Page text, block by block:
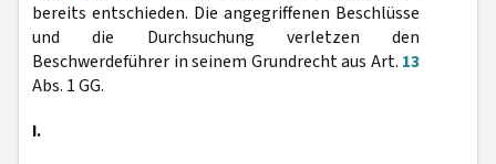
bereits entschieden. Die angegriffenen Beschlüsse
und die Durchsuchung verletzen den
Beschwerdeführer in seinem Grundrecht aus Art. 13
Abs. 1 GG.
I.